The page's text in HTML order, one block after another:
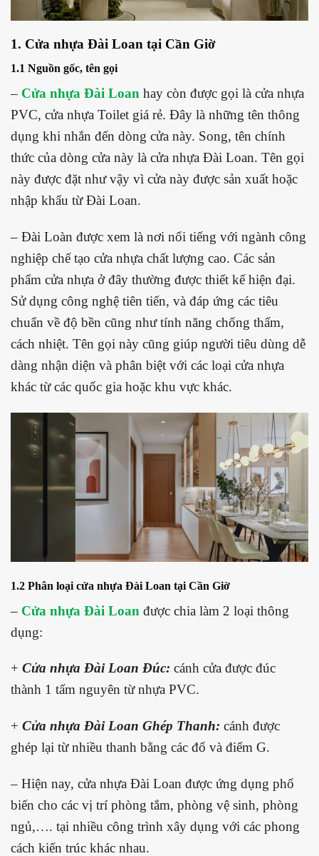
1. Cửa nhựa Đài Loan tại Cần Giờ
1.1 Nguồn gốc, tên gọi
– Cửa nhựa Đài Loan hay còn được gọi là cửa nhựa
PVC, cửa nhựa Toilet giá rẻ. Đây là những tên thông
dụng khi nhắn đến dòng cửa này. Song, tên chính
thức của dòng cửa này là cửa nhựa Đài Loan. Tên gọi
này được đặt như vậy vì cửa này được sản xuất hoặc
nhập khẩu từ Đài Loan.
– Đài Loàn được xem là nơi nổi tiếng với ngành công
nghiệp chế tạo cửa nhựa chất lượng cao. Các sản
phẩm cửa nhựa ở đây thường được thiết kế hiện đại.
Sử dụng công nghệ tiên tiến, và đáp ứng các tiêu
chuẩn về độ bền cũng như tính năng chống thấm,
cách nhiệt. Tên gọi này cũng giúp người tiêu dùng dễ
dàng nhận diện và phân biệt với các loại cửa nhựa
khác từ các quốc gia hoặc khu vực khác.
1.2 Phân loại cửa nhựa Đài Loan tại Cần Giờ
– Cửa nhựa Đài Loan được chia làm 2 loại thông
dụng:
+ Cửa nhựa Đài Loan Đúc: cánh cửa được đúc
thành 1 tấm nguyên từ nhựa PVC.
+ Cửa nhựa Đài Loan Ghép Thanh: cánh được
ghép lại từ nhiều thanh bằng các đố và điểm G.
– Hiện nay, cửa nhựa Đài Loan được ứng dụng phổ
biến cho các vị trí phòng tắm, phòng vệ sinh, phòng
ngủ,…. tại nhiều công trình xây dụng với các phong
cách kiến trúc khác nhau.